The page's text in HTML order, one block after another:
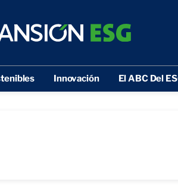
Innovación El ABC Del